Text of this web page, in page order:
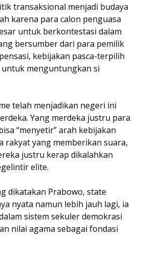
transaksional menjadi budaya
karena para calon penguasa
untuk berkontestasi dalam
bersumber dari para pemilik
kebijakan pasca-terpilih
menguntungkan si
telah menjadikan negeri ini
Yang merdeka justru para
“menyetir” arah kebijakan
rakyat yang memberikan suara,
justru kerap dikalahkan
elite.
dikatakan Prabowo, state
nyata namun lebih jauh lagi, ia
sistem sekuler demokrasi
nilai agama sebagai fondasi